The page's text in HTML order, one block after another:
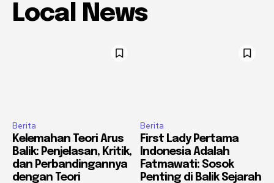
Local News
Berita
Kelemahan Teori Arus
Balik: Penjelasan, Kritik,
dan Perbandingannya
dengan Teori
Berita
First Lady Pertama
Indonesia Adalah
Fatmawati: Sosok
Penting di Balik Sejarah